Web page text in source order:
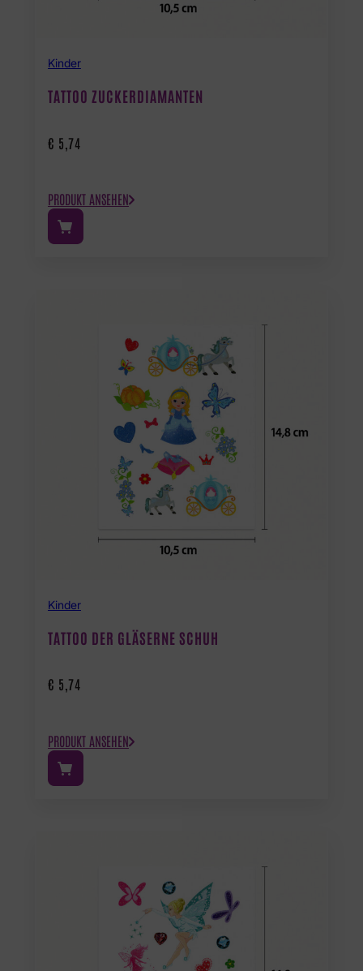
Kinder
TATTOO ZUCKERDIAMANTEN
€ 5,74
PRODUKT ANSEHEN
Kinder
TATTOO DER GLÄSERNE SCHUH
€ 5,74
PRODUKT ANSEHEN